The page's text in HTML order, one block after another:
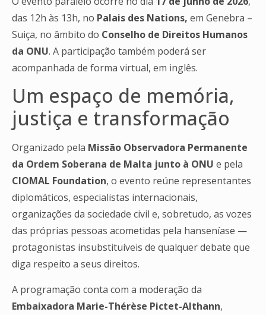
das 12h às 13h, no Palais des Nations, em Genebra –
Suiça, no âmbito do Conselho de Direitos Humanos
da ONU. A participação também poderá ser
acompanhada de forma virtual, em inglês.
Um espaço de memória,
justiça e transformação
Organizado pela Missão Observadora Permanente
da Ordem Soberana de Malta junto à ONU e pela
CIOMAL Foundation, o evento reúne representantes
diplomáticos, especialistas internacionais,
organizações da sociedade civil e, sobretudo, as vozes
das próprias pessoas acometidas pela hanseníase —
protagonistas insubstituíveis de qualquer debate que
diga respeito a seus direitos.
A programação conta com a moderação da
Embaixadora Marie-Thérèse Pictet-Althann,